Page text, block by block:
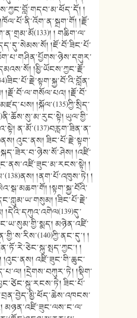
།
།རྗོ་
། གཆིག་ལ་
།ཇོ་བོ་ཟིང་པོ་
།མྱི་ཡོངས་ཀྱང་རྗོ་
།རྗོ་བོ་
།སྐོལ་(135)ཀྱི་སྲིད་
ཡུལ་གྱི་
ན་མོ་(137)བརླག་ཟིན་ན་
འུང་ནས། ཟིང་པོ་རྗེ་སྟག་
།འཛི་
།
།ནག་པོ་འཁུས་ཏེ། །
།སྟག་སྐྱ་བོའི་
།ཟིང་པོ་རྗེ་
།དེའི་དཀུའ་འགེལ(139)དུ་
མཉེན་འཛི་
།
།
འཛི་ཟུང་གི་ཆུང་
།དྲེགས་བཀུར་ཏེ། །སྡིག་
ཟིང་པོ་
མཉན་འཛི་ཟུང་ལས་ང་ལ་